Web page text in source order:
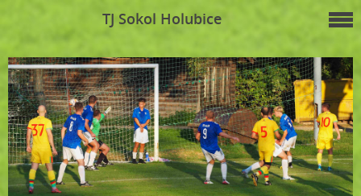
TJ Sokol Holubice